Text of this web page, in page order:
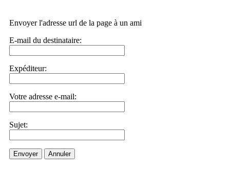
Envoyer l'adresse url de la page à un ami
E-mail du destinataire:
Expéditeur:
Votre adresse e-mail:
Sujet:
Envoyer Annuler